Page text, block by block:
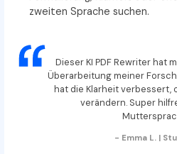
zweiten Sprache suchen.
Dieser KI PDF Rewriter hat
Überarbeitung meiner
hat die Klarheit verbessert,
verändern. Super
- Emma L. |